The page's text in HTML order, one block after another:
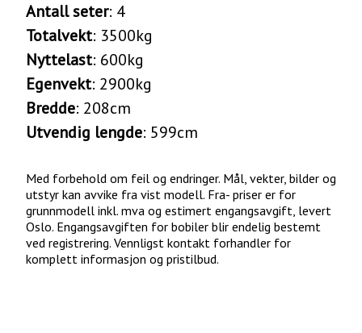
Antall seter: 4
Totalvekt: 3500kg
Nyttelast: 600kg
Egenvekt: 2900kg
Bredde: 208cm
Utvendig lengde: 599cm
Med forbehold om feil og endringer. Mål, vekter, bilder og
utstyr kan avvike fra vist modell. Fra- priser er for
grunnmodell inkl. mva og estimert engangsavgift, levert
Oslo. Engangsavgiften for bobiler blir endelig bestemt
ved registrering. Vennligst kontakt forhandler for
komplett informasjon og pristilbud.